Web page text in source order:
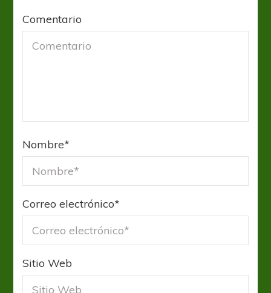
Comentario
Nombre*
Correo electrónico*
Sitio Web